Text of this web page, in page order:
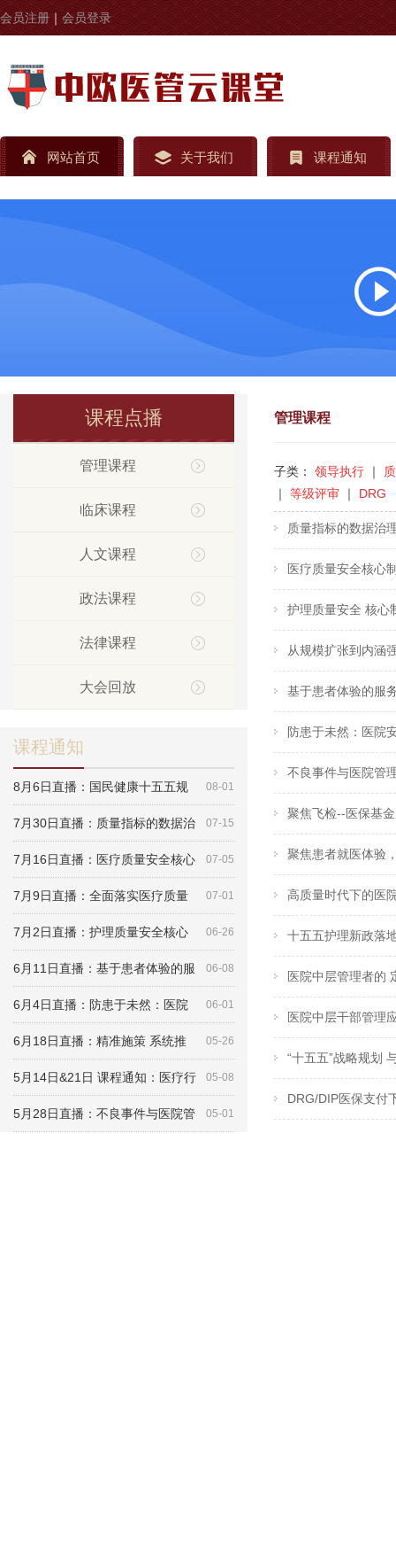
会员注册 ｜ 会员登录
网站首页 关于我们 课程通知
课程点播
管理课程
临床课程
人文课程
政法课程
法律课程
大会回放
课程通知
8月6日直播：国民健康十五五规 08-01
7月30日直播：质量指标的数据治 07-15
7月16日直播：医疗质量安全核心 07-05
7月9日直播：全面落实医疗质量 07-01
7月2日直播：护理质量安全核心 06-26
6月11日直播：基于患者体验的服 06-08
6月4日直播：防患于未然：医院 06-01
6月18日直播：精准施策 系统推 05-26
5月14日&21日 课程通知：医疗行 05-08
5月28日直播：不良事件与医院管 05-01
管理课程
子类： 领导执行 ｜
｜ 等级评审 ｜ DRG
质量指标的数据治
医疗质量安全核心
护理质量安全 核心
从规模扩张到内涵
基于患者体验的服
防患于未然：医院
不良事件与医院管
聚焦飞检--医保基
聚焦患者就医体验
高质量时代下的医
十五五护理新政落
医院中层管理者的
医院中层干部管理
“十五五”战略规划
DRG/DIP医保支付